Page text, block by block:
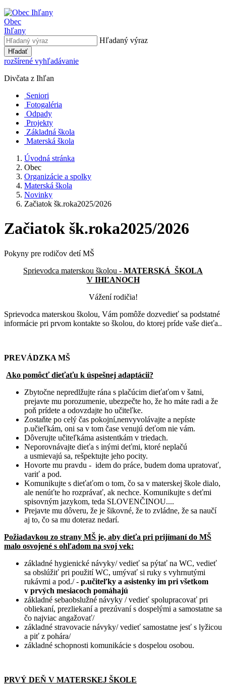
Obec
Ihľany
Hľadaný výraz
Hľadať
rozšírené vyhľadávanie
Divčata z Ihľan
Seniori
Fotogaléria
Odpady
Projekty
Základná škola
Materská škola
Úvodná stránka
Obec
Organizácie a spolky
Materská škola
Novinky
Začiatok šk.roka2025/2026
Začiatok šk.roka2025/2026
Pokyny pre rodičov detí MŠ
Sprievodca materskou školou - MATERSKÁ ŠKOLA
V IHĽANOCH
Vážení rodičia!
Sprievodca materskou školou, Vám pomôže dozvedieť sa podstatné
informácie pri prvom kontakte so školou, do ktorej príde vaše dieťa..
PREVÁDZKA MŠ
Ako pomôcť dieťaťu k úspešnej adaptácii?
Zbytočne nepredlžujte rána s plačúcim dieťaťom v šatni,
prejavte mu porozumenie, ubezpečte ho, že ho máte radi a že
poň prídete a odovzdajte ho učiteľke.
Zostaňte po celý čas pokojní,nenvyvolávajte a nepíste
p.učieľkám, oni sa v tom čase venujú deťom nie vám.
Dôverujte učiteľkáma asistentkám v triedach.
Neporovnávajte dieťa s inými deťmi, ktoré neplačú
a usmievajú sa, rešpektujte jeho pocity.
Hovorte mu pravdu - idem do práce, budem doma upratovať,
variť a pod.
Komunikujte s dieťaťom o tom, čo sa v materskej škole dialo,
ale nenúťte ho rozprávať, ak nechce. Komunikujte s deťmi
spisovným jazykom, teda SLOVENČINOU....
Prejavte mu dôveru, že je šikovné, že to zvládne, že sa naučí
aj to, čo sa mu doteraz nedarí.
Požiadavkou zo strany MŠ je, aby dieťa pri prijímaní do MŠ
malo osvojené s ohľadom na svoj vek:
základné hygienické návyky/ vedieť sa pýtať na WC, vedieť
sa obslúžiť pri použití WC, umývať si ruky s vyhrnutými
rukávmi a pod./ - p.učiteľky a asistenky im pri všetkom
v prvých mesiacoch pomáhajú
základné sebaobslužné návyky / vedieť spolupracovať pri
obliekaní, prezliekaní a prezúvaní s dospelými a samostatne sa
čo najviac angažovať/
základné stravovacie návyky/ vedieť samostatne jesť s lyžicou
a piť z pohára/
základné schopnosti komunikácie s dospelou osobou.
PRVÝ DEŇ V MATERSKEJ ŠKOLE